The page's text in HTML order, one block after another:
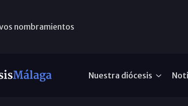
nombramientos
Nuestra diócesis